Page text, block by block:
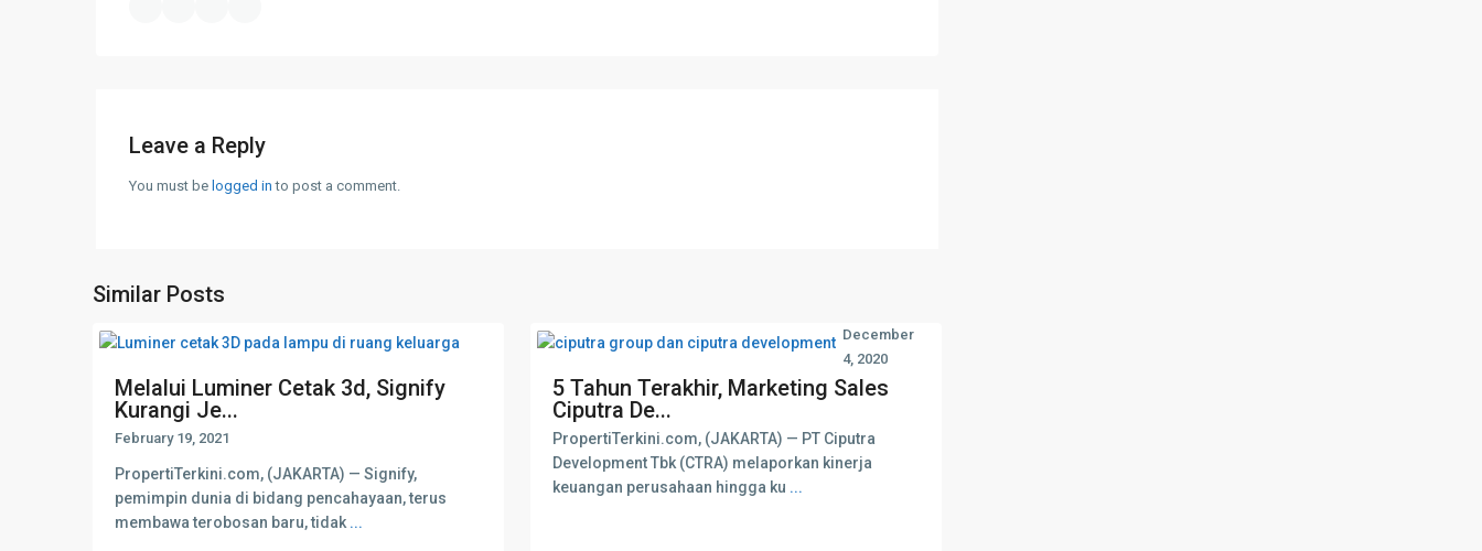
Leave a Reply
You must be logged in to post a comment.
Similar Posts
Melalui Luminer Cetak 3d, Signify
Kurangi Je...
February 19, 2021
PropertiTerkini.com, (JAKARTA) — Signify,
pemimpin dunia di bidang pencahayaan, terus
membawa terobosan baru, tidak...
5 Tahun Terakhir, Marketing Sales
Ciputra De...
December
4, 2020
PropertiTerkini.com, (JAKARTA) — PT Ciputra
Development Tbk (CTRA) melaporkan kinerja
keuangan perusahaan hingga ku ...